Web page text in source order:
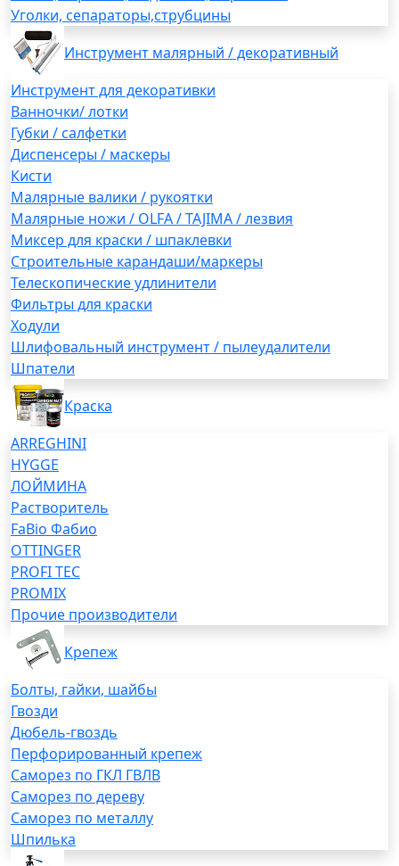
Уголки, сепараторы,струбцины
Инструмент малярный / декоративный
Инструмент для декоративки
Ванночки/ лотки
Губки / салфетки
Диспенсеры / маскеры
Кисти
Малярные валики / рукоятки
Малярные ножи / OLFA / TAJIMA / лезвия
Миксер для краски / шпаклевки
Строительные карандаши/маркеры
Телескопические удлинители
Фильтры для краски
Ходули
Шлифовальный инструмент / пылеудалители
Шпатели
Краска
ARREGHINI
HYGGE
ЛОЙМИНА
Растворитель
FaBio Фабио
OTTINGER
PROFI TEC
PROMIX
Прочие производители
Крепеж
Болты, гайки, шайбы
Гвозди
Дюбель-гвоздь
Перфорированный крепеж
Саморез по ГКЛ ГВЛВ
Саморез по дереву
Саморез по металлу
Шпилька